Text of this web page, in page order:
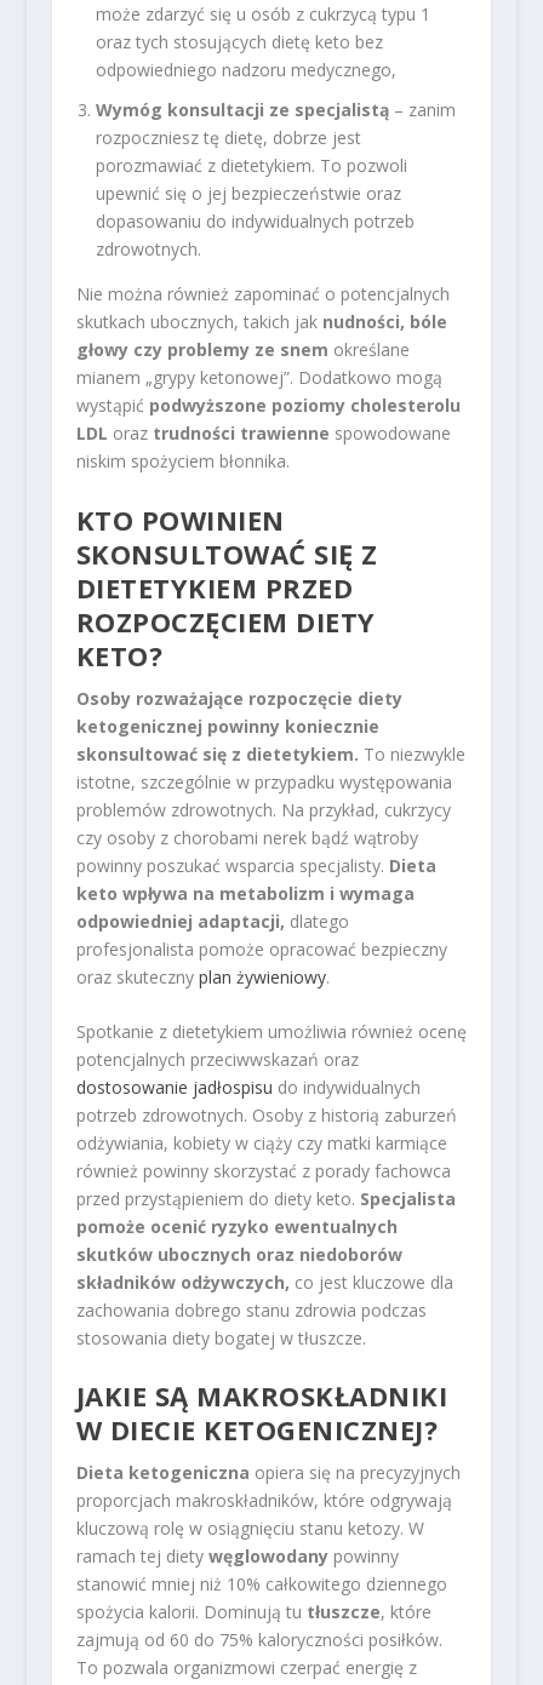
może zdarzyć się u osób z cukrzycą typu 1
oraz tych stosujących dietę keto bez
odpowiedniego nadzoru medycznego,
Wymóg konsultacji ze specjalistą– zanim
rozpoczniesz tę dietę, dobrze jest
porozmawiać z dietetykiem. To pozwoli
upewnić się o jej bezpieczeństwie oraz
dopasowaniu do indywidualnych potrzeb
zdrowotnych.
Nie można również zapominać o potencjalnych
skutkach ubocznych, takich jak nudności, bóle
głowy czy problemy ze snem określane
mianem „grypy ketonowej”. Dodatkowo mogą
wystąpić podwyższone poziomy cholesterolu
LDL oraz trudności trawienne spowodowane
niskim spożyciem błonnika.
KTO POWINIEN
SKONSULTOWAĆ SIĘ Z
DIETETYKIEM PRZED
ROZPOCZĘCIEM DIETY
KETO?
Osoby rozważające rozpoczęcie diety
ketogenicznej powinny koniecznie
skonsultować się z dietetykiem. To niezwykle
istotne, szczególnie w przypadku występowania
problemów zdrowotnych. Na przykład, cukrzycy
czy osoby z chorobami nerek bądź wątroby
powinny poszukać wsparcia specjalisty. Dieta
keto wpływa na metabolizm i wymaga
odpowiedniej adaptacji, dlatego
profesjonalista pomoże opracować bezpieczny
oraz skuteczny plan żywieniowy.
Spotkanie z dietetykiem umożliwia również ocenę
potencjalnych przeciwwskazań oraz
dostosowanie jadłospisu do indywidualnych
potrzeb zdrowotnych. Osoby z historią zaburzeń
odżywiania, kobiety w ciąży czy matki karmiące
również powinny skorzystać z porady fachowca
przed przystąpieniem do diety keto. Specjalista
pomoże ocenić ryzyko ewentualnych
skutków ubocznych oraz niedoborów
składników odżywczych, co jest kluczowe dla
zachowania dobrego stanu zdrowia podczas
stosowania diety bogatej w tłuszcze.
JAKIE SĄ MAKROSKŁADNIKI
W DIECIE KETOGENICZNEJ?
Dieta ketogeniczna opiera się na precyzyjnych
proporcjach makroskładników, które odgrywają
kluczową rolę w osiągnięciu stanu ketozy. W
ramach tej diety węglowodanypowinny
stanowić mniej niż 10% całkowitego dziennego
spożycia kalorii. Dominują tu tłuszcze, które
zajmują od 60 do 75% kaloryczności posiłków.
To pozwala organizmowi czerpać energię z